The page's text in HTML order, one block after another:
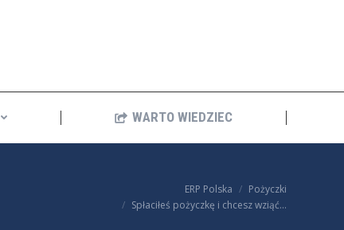
WARTO WIEDZIEC
ERP Polska
Pożyczki
Spłaciłeś pożyczkę i chcesz wziąć…